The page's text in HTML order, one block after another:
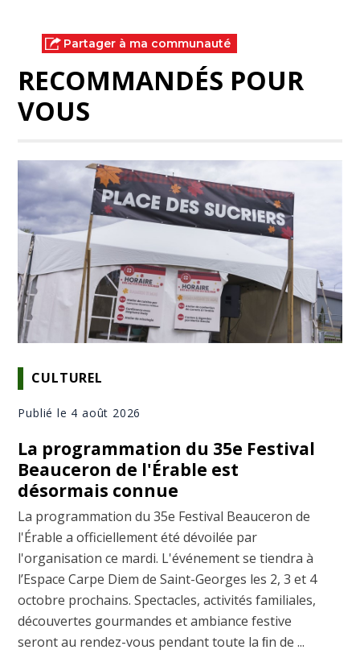
Partager à ma communauté
RECOMMANDÉS POUR
VOUS
CULTUREL
Publié le 4 août 2026
La programmation du 35e Festival
Beauceron de l'Érable est
désormais connue
La programmation du 35e Festival Beauceron de
l'Érable a officiellement été dévoilée par
l'organisation ce mardi. L'événement se tiendra à
l’Espace Carpe Diem de Saint-Georges les 2, 3 et 4
octobre prochains. Spectacles, activités familiales,
découvertes gourmandes et ambiance festive
seront au rendez-vous pendant toute la ﬁn de ...